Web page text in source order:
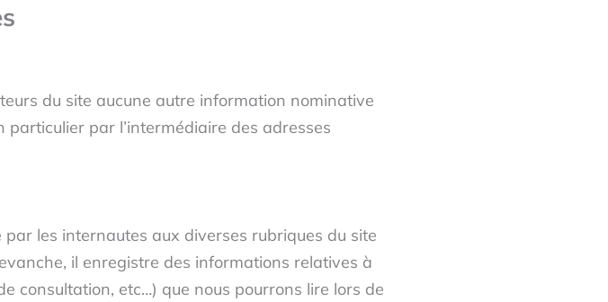
du site aucune autre information nominative
par l’intermédiaire des adresses
les internautes aux diverses rubriques du site
il enregistre des informations relatives à
consultation, etc…) que nous pourrons lire lors de